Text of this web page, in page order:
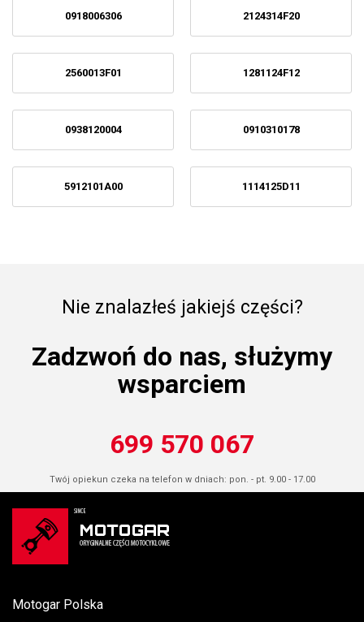
0918006306 2124314F20
2560013F01 1281124F12
0938120004 0910310178
5912101A00 1114125D11
Nie znalazłeś jakiejś części?
Zadzwoń do nas, służymy
wsparciem
699 570 067
Twój opiekun czeka na telefon w dniach: pon. - pt. 9.00 - 17.00
Motogar Polska